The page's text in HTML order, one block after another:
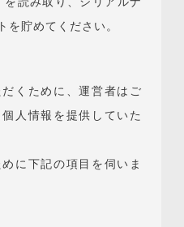
を貯めてください。
くために、運営者はご
人情報を提供していた
に下記の項目を伺いま